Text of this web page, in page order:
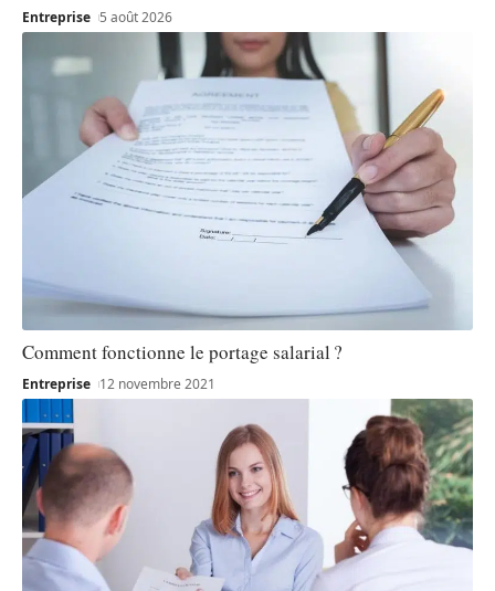
Entreprise 5 août 2026
Comment fonctionne le portage salarial ?
Entreprise 12 novembre 2021